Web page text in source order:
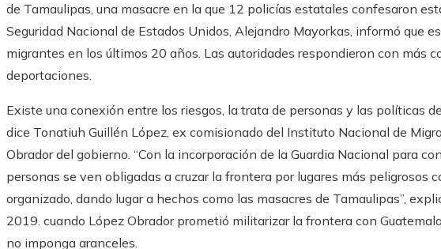
de Tamaulipas, una masacre en la que 12 policías estatales confesaron
Seguridad Nacional de Estados Unidos, Alejandro Mayorkas, informó que
migrantes en los últimos 20 años. Las autoridades respondieron con más
deportaciones.
Existe una conexión entre los riesgos, la trata de personas y las políticas
dice Tonatiuh Guillén López, ex comisionado del Instituto Nacional de
Obrador del gobierno. “Con la incorporación de la Guardia Nacional para
personas se ven obligadas a cruzar la frontera por lugares más peligrosos
organizado, dando lugar a hechos como las masacres de Tamaulipas”,
2019. cuando López Obrador prometió militarizar la frontera con
no imponga aranceles.